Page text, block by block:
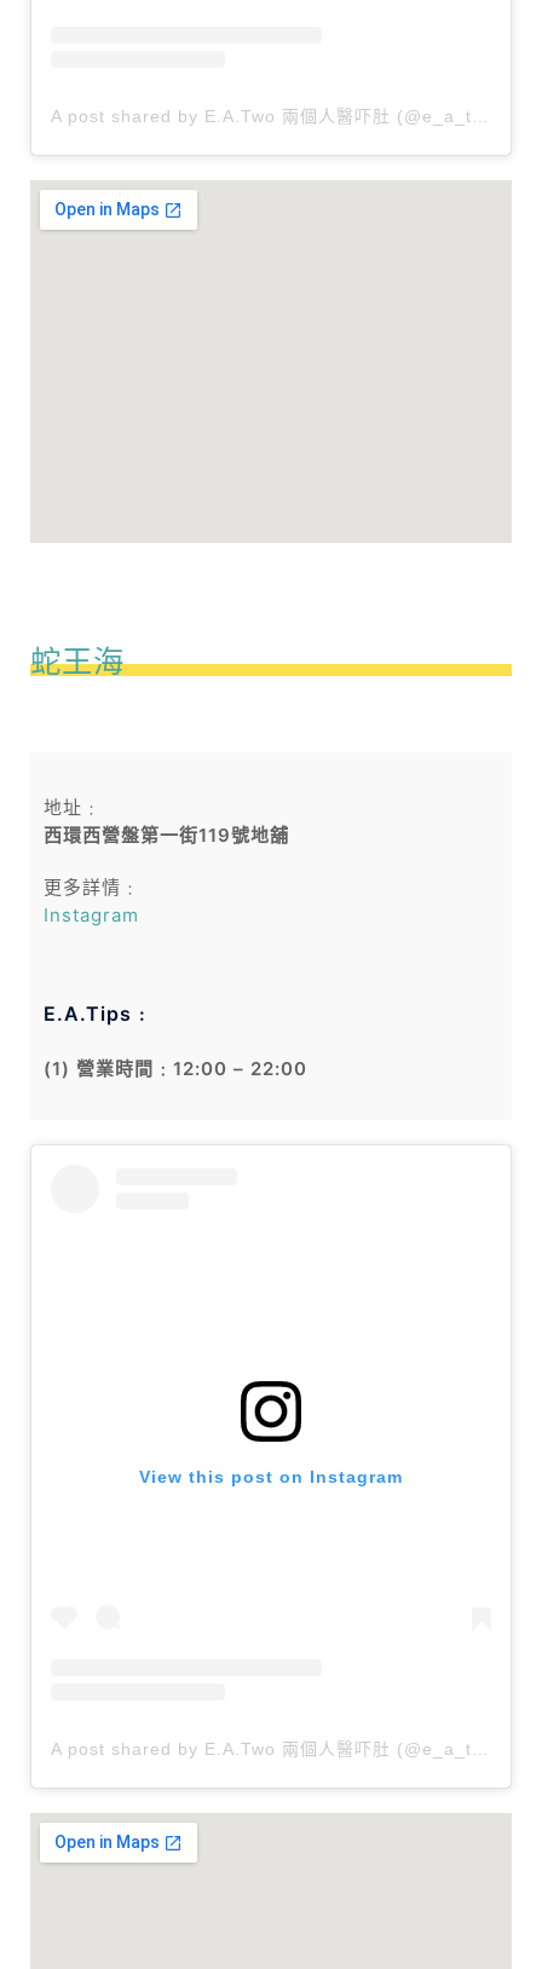
A post shared by E.A.Two 兩個人醫吓肚 (@e_a_two)
蛇王海
地址﹕
西環西營盤第一街119號地舖
更多詳情﹕
Instagram
E.A.Tips﹕
(1) 營業時間﹕12:00 – 22:00
View this post on Instagram
A post shared by E.A.Two 兩個人醫吓肚 (@e_a_two)